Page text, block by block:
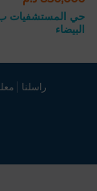
حي المستشفيات ب
البيضاء
راسلنا